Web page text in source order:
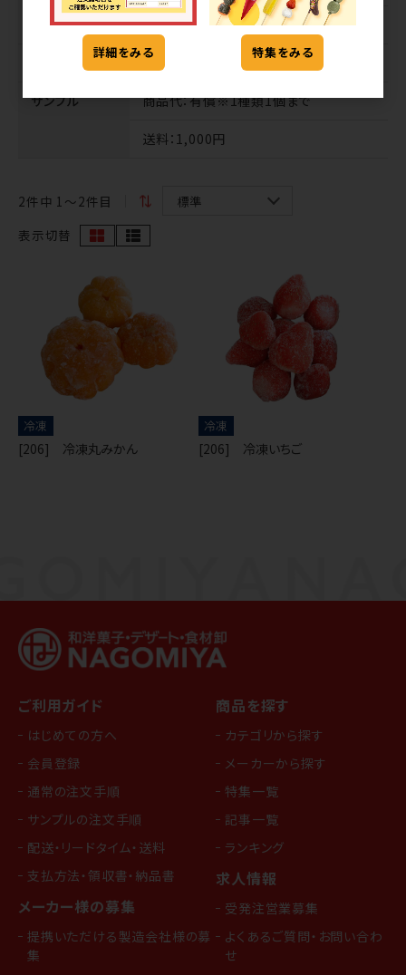
送料：送料込
扱いなし
サンプル 商品代：有償※1種類1個まで
送料：1,000円
2件中 1〜2件目
表示切替
冷凍
[206] 冷凍丸みかん
冷凍
[206] 冷凍いちご
ご利用ガイド
はじめての方へ
会員登録
通常の注文手順
サンプルの注文手順
配送・リードタイム・送料
支払方法・領収書・納品書
メーカー様の募集
提携いただける製造会社様の募
集
商品を探す
カテゴリから探す
メーカーから探す
特集一覧
記事一覧
ランキング
求人情報
受発注営業募集
よくあるご質問・お問い合わ
せ
詳細をみる 特集をみる